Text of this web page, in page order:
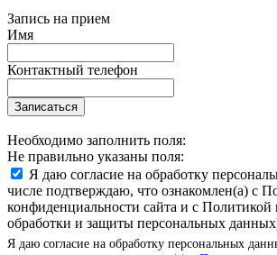
Запись на прием
Имя
Контактный телефон
Записаться
Необходимо заполнить поля:
Не правильно указаны поля:
Я даю согласие на обработку
числе подтверждаю, что ознакомлен(а) с
конфиденциальности сайта и с
обработки и защиты персональных
Я даю согласие на обработку персональных